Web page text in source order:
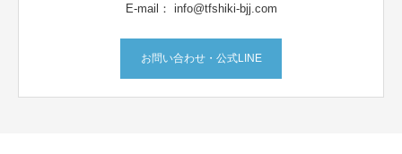
E-mail： info@tfshiki-bjj.com
お問い合わせ・公式LINE